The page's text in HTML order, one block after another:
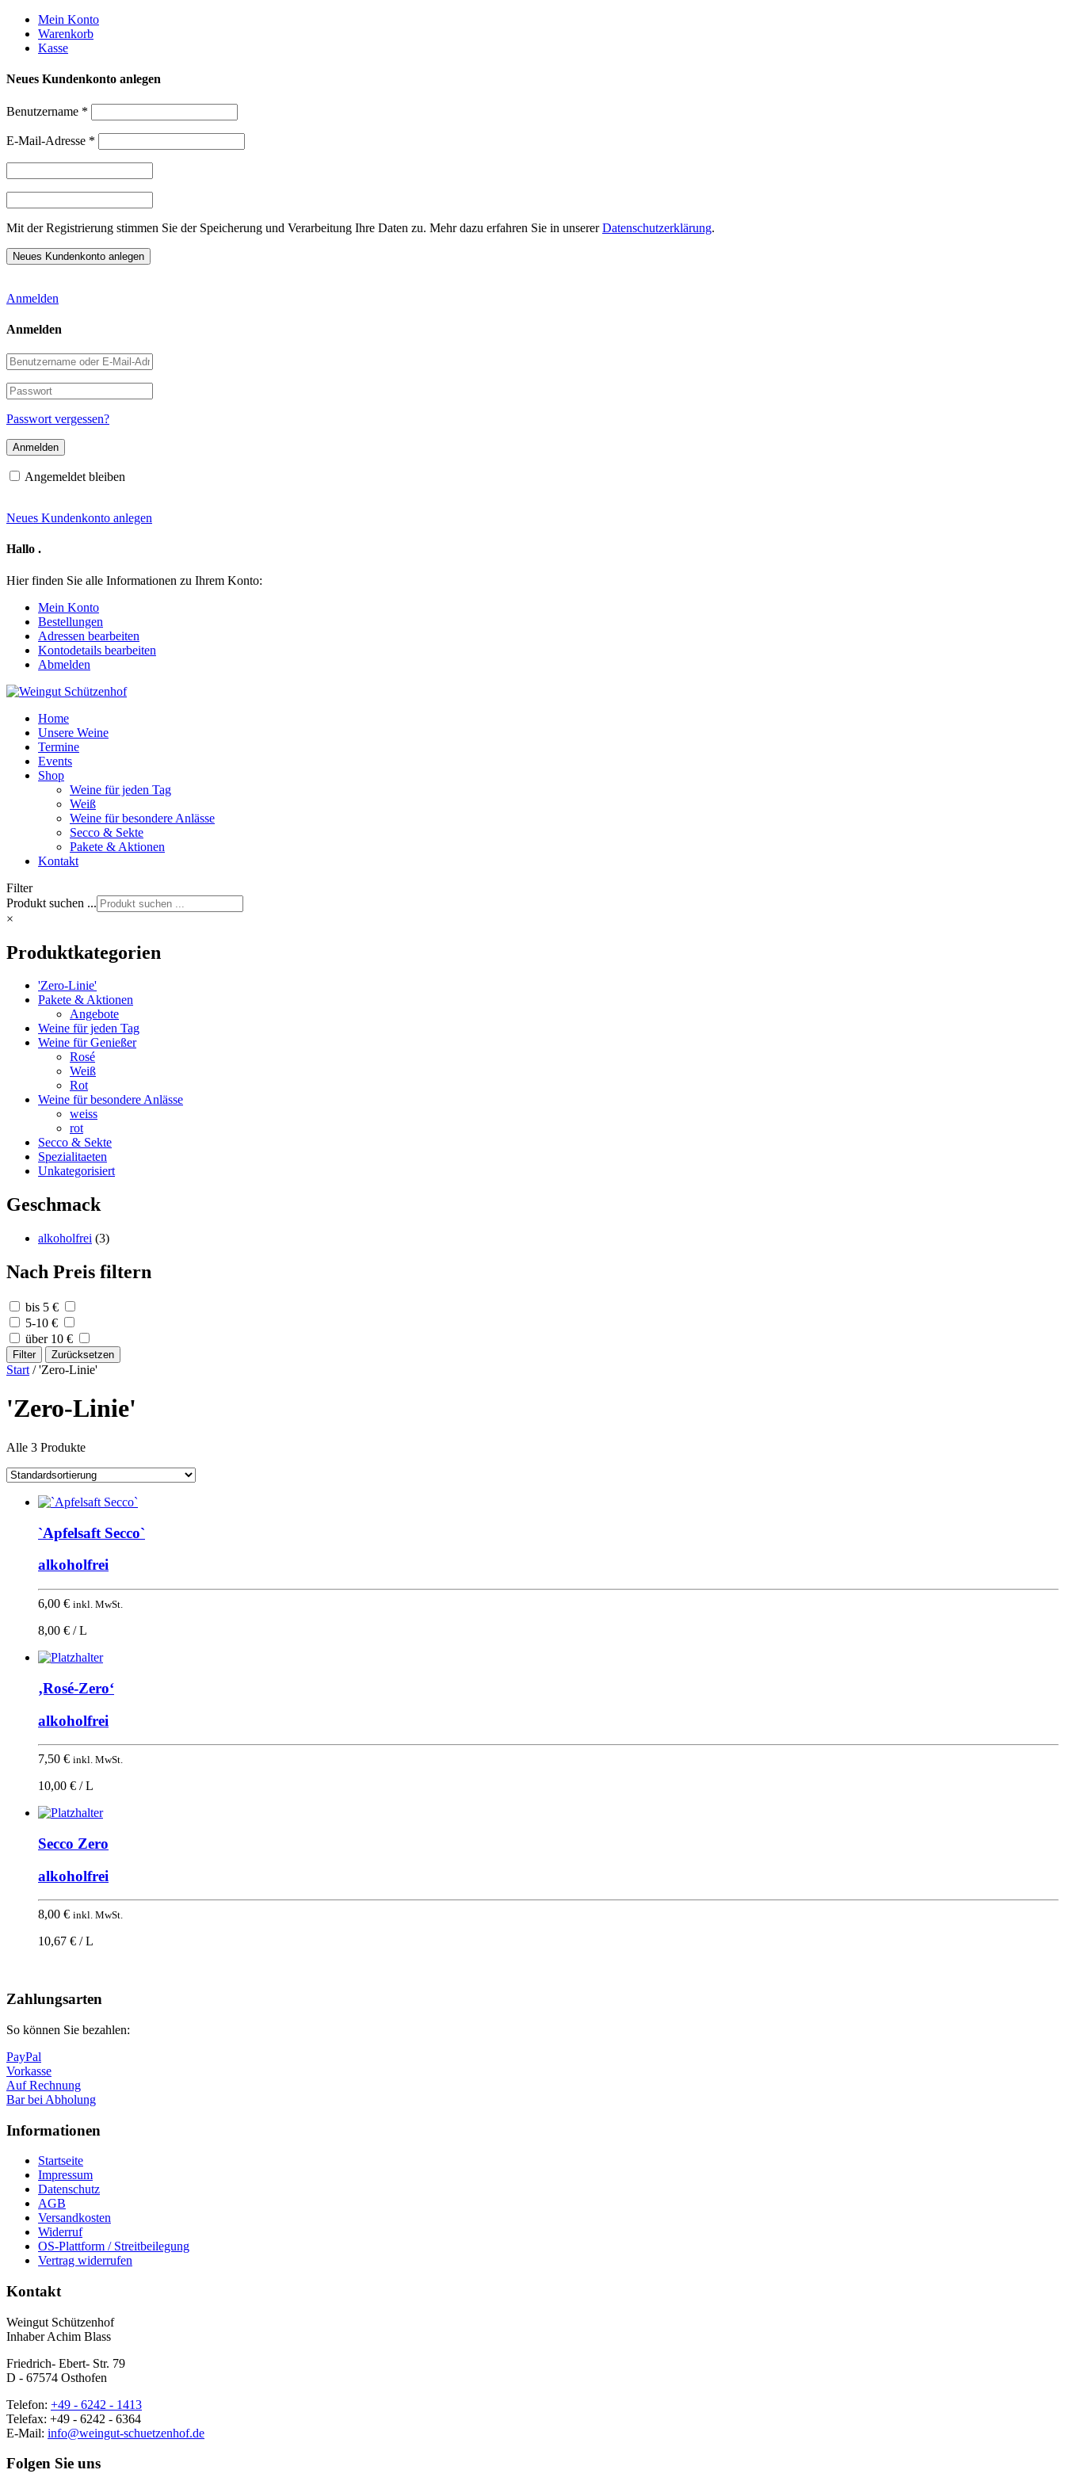
Weiter
zum
Inhalt
Mein Konto
Warenkorb
Kasse
Neues Kundenkonto anlegen
Benutzername *
E-Mail-Adresse *
Mit der Registrierung stimmen Sie der Speicherung und Verarbeitung Ihre Daten zu. Mehr dazu erfahren Sie in unsererDatenschutzerklärung.
Anmelden
Anmelden
Benutzername
oder
E-
Mail-
Adresse
Passwort
Passwort vergessen?
Angemeldet bleiben
Neues Kundenkonto anlegen
Hallo .
Hier finden Sie alle Informationen zu Ihrem Konto:
Mein Konto
Bestellungen
Adressen bearbeiten
Kontodetails bearbeiten
Abmelden
Home
Unsere Weine
Termine
Events
Shop
Weine für jeden Tag
Weiß
Weine für besondere Anlässe
Secco & Sekte
Pakete & Aktionen
Kontakt
Filter
Produkt suchen ...
×
Produktkategorien
'Zero-Linie'
Pakete & Aktionen
Angebote
Weine für jeden Tag
Weine für Genießer
Rosé
Weiß
Rot
Weine für besondere Anlässe
weiss
rot
Secco & Sekte
Spezialitaeten
Unkategorisiert
Geschmack
alkoholfrei (3)
Nach Preis filtern
bis 5 €
5-10 €
über 10 €
Filter Zurücksetzen
Start / 'Zero-Linie'
'Zero-Linie'
Alle 3 Produkte
`Apfelsaft Secco`
alkoholfrei
6,00 € inkl. MwSt.
8,00 € / L
‚Rosé-Zero‘
alkoholfrei
7,50 € inkl. MwSt.
10,00 € / L
Secco Zero
alkoholfrei
8,00 € inkl. MwSt.
10,67 € / L
oben
Zahlungsarten
So können Sie bezahlen:
PayPal
Vorkasse
Auf Rechnung
Bar bei Abholung
Informationen
Startseite
Impressum
Datenschutz
AGB
Versandkosten
Widerruf
OS-Plattform / Streitbeilegung
Vertrag widerrufen
Kontakt
Weingut Schützenhof
Inhaber Achim Blass
Friedrich- Ebert- Str. 79
D - 67574 Osthofen
Telefon: +49 - 6242 - 1413
Telefax: +49 - 6242 - 6364
E-Mail: info@weingut-schuetzenhof.de
Folgen Sie uns